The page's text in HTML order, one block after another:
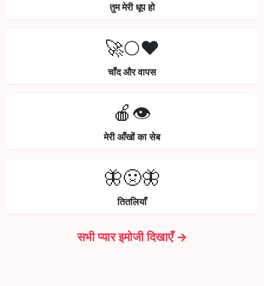
तुम मेरी धूप हो
🚀🌕❤️
चाँद और वापस
🍎👁️
मेरी आँखों का सेब
🦋🤢🦋
तितलियाँ
सभी प्यार इमोजी दिखाएँ →